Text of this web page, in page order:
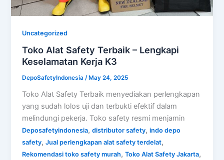
Uncategorized
Toko Alat Safety Terbaik – Lengkapi
Keselamatan Kerja K3
DepoSafetyIndonesia/ May 24, 2025
Toko Alat Safety Terbaik menyediakan perlengkapan
yang sudah lolos uji dan terbukti efektif dalam
melindungi pekerja. Toko safety resmi menjamin
Deposafetyindonesia,distributor safety,indo depo
safety,Jual perlengkapan alat safety terdelat,
Rekomendasi toko safety murah,Toko Alat Safety Jakarta,